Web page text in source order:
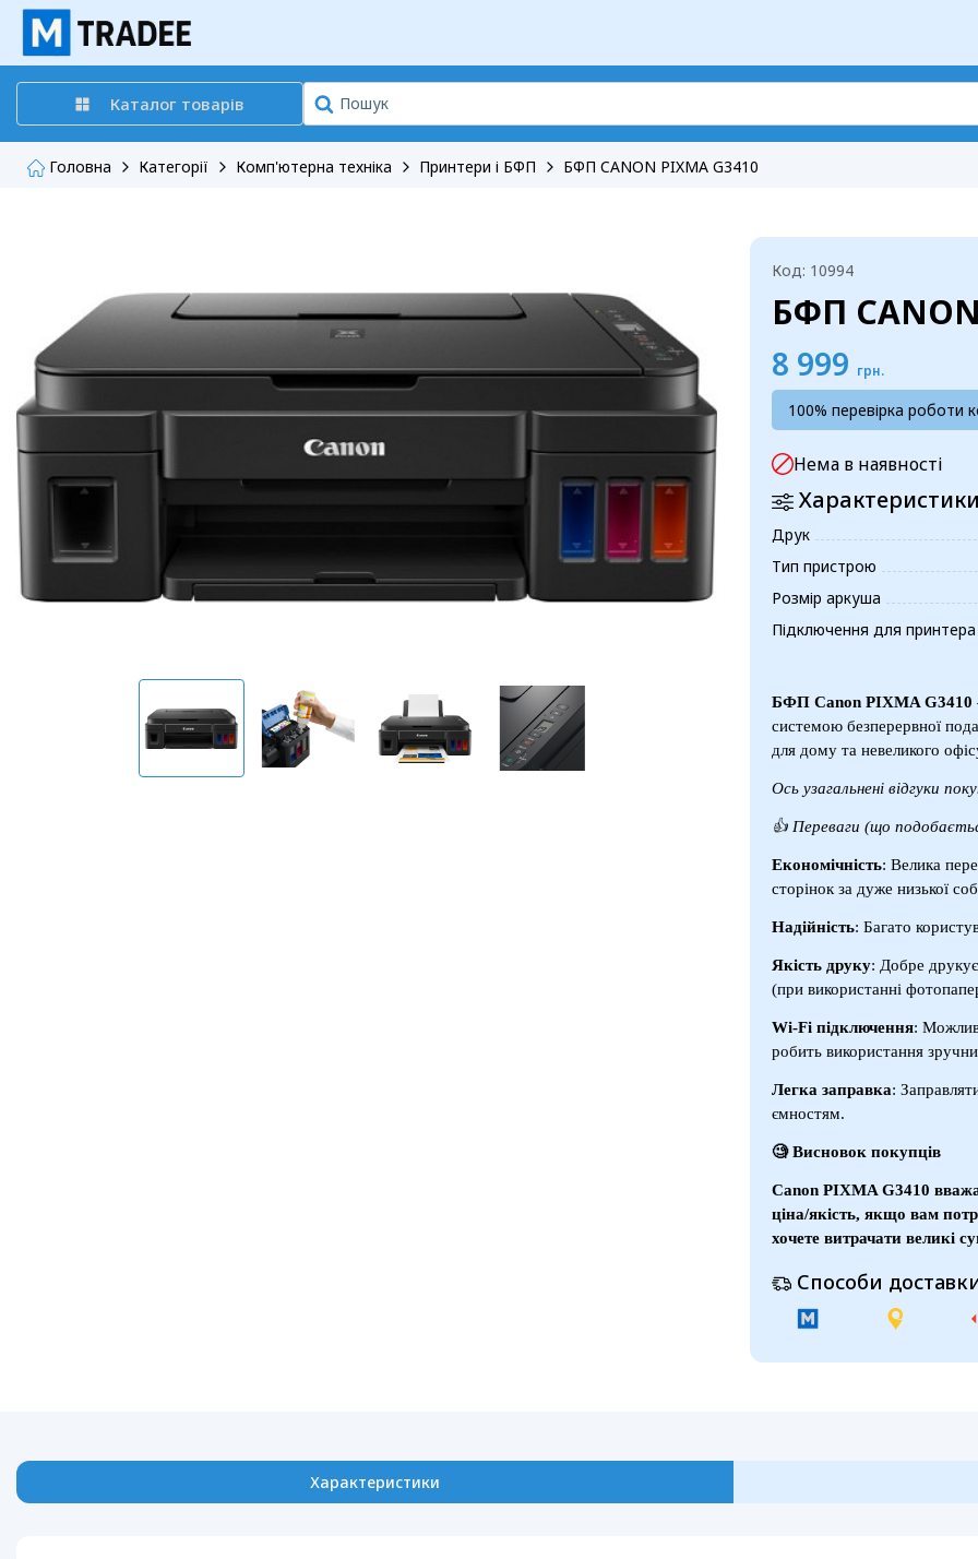
Каталог товарів
Головна Категорії Комп'ютерна техніка Принтери і БФП БФП CANON PIXMA G3410
Код: 10994
БФП
8 999 грн.
100% перевірка роботи
Нема в наявності
Характеристики
Друк
Тип пристрою
Розмір аркуша
Підключення для принтера
БФП Canon PIXMA G3410
системою безперервної
для дому та невеликого
Ось узагальнені відгуки
👍 Переваги (що
Економічність: Велика
сторінок за дуже низької
Надійність: Багато
Якість друку: Добре друкує
(при використанні
Wi-Fi підключення:
робить використання
Легка заправка:
ємностям.
🧐 Висновок покупців
Canon PIXMA G3410
ціна/якість, якщо вам
хочете витрачати великі
Способи
Характеристики